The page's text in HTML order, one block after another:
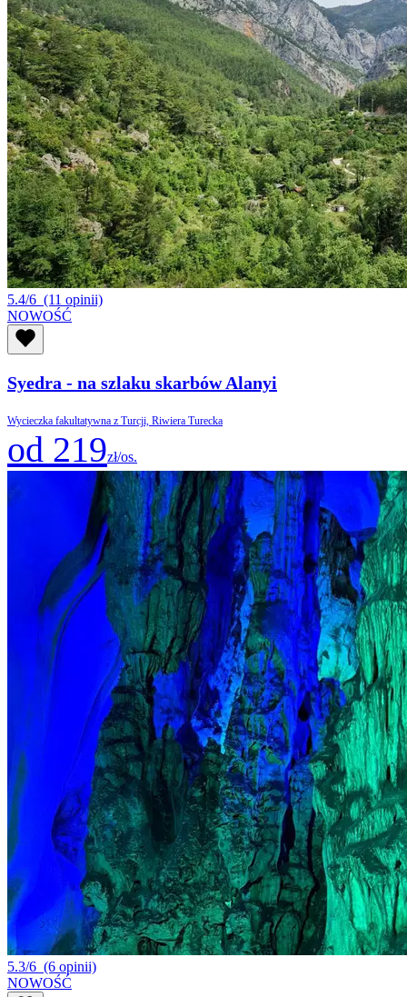
5.4/6 (11 opinii)
NOWOŚĆ
Syedra - na szlaku skarbów Alanyi
Wycieczka fakultatywna z Turcji, Riwiera Turecka
od 219zł/os.
5.3/6 (6 opinii)
NOWOŚĆ